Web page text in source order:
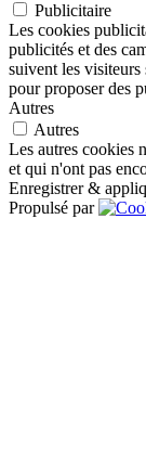
Publicitaire
Les cookies
publicités et des
suivent les visiteurs
pour proposer des
Autres
Autres
Les autres cookies
et qui n'ont pas
Enregistrer &
Propulsé par